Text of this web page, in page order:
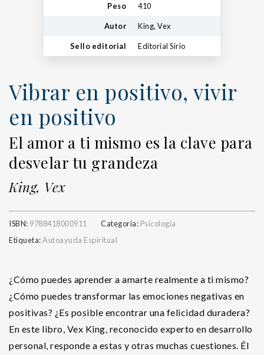
Peso 410
Autor King, Vex
Sello editorial Editorial Sirio
Vibrar en positivo, vivir
en positivo
El amor a ti mismo es la clave para
desvelar tu grandeza
King, Vex
ISBN: 9788418000911 Categoría: Psicología
Etiqueta:Autoayuda Espiritual
¿Cómo puedes aprender a amarte realmente a ti mismo?
¿Cómo puedes transformar las emociones negativas en
positivas? ¿Es posible encontrar una felicidad duradera?
En este libro, Vex King, reconocido experto en desarrollo
personal, responde a estas y otras muchas cuestiones. Él